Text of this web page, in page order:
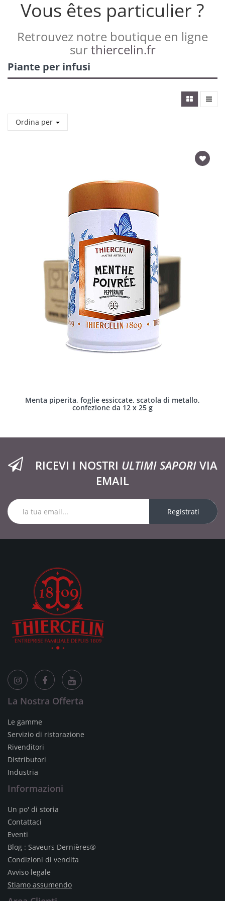
Vous êtes particulier ?
Retrouvez notre boutique en ligne
surthiercelin.fr
Piante per infusi
Ordina per
Menta piperita, foglie essiccate, scatola di metallo,
confezione da 12 x 25 g
RICEVI I NOSTRI ULTIMI SAPORIVIA
EMAIL
Registrati
La Nostra Offerta
Le gamme
Servizio di ristorazione
Rivenditori
Distributori
Industria
Informazioni
Un po' di storia
Contattaci
Eventi
Blog : Saveurs Dernières®
Condizioni di vendita
Avviso legale
Stiamo assumendo